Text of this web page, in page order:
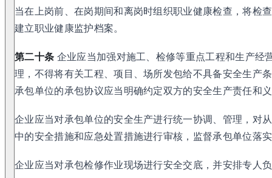
当在上岗前、在岗期间和离岗时组织职业健康检查，将检
建立职业健康监护档案。
第二十条 企业应当加强对施工、检修等重点工程和生产经
理，不得将有关工程、项目、场所发包给不具备安全生产
承包单位的承包协议应当明确约定双方的安全生产责任和
企业应当对承包单位的安全生产进行统一协调、管理，对
中的安全措施和应急处置措施进行审核，监督承包单位落
企业应当对承包检修作业现场进行安全交底，并安排专人